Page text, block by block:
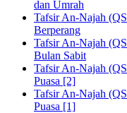
dan Umrah
Tafsir An-Najah
Berperang
Tafsir An-Najah
Bulan Sabit
Tafsir An-Najah
Puasa [2]
Tafsir An-Najah
Puasa [1]